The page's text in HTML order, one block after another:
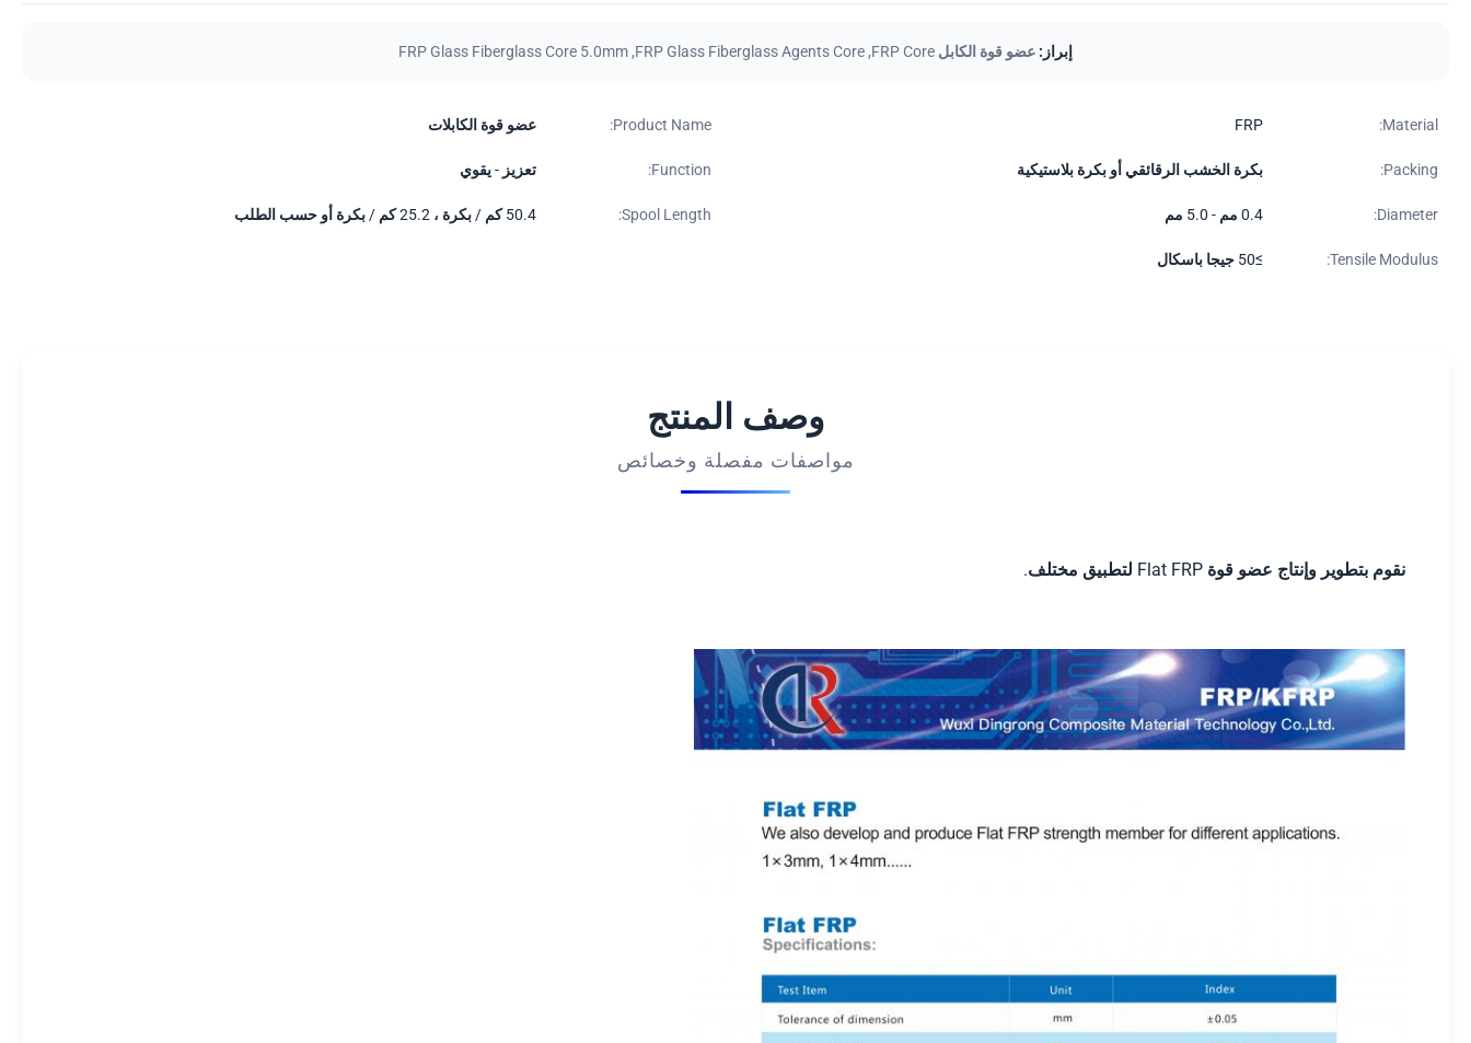
إبراز: عضو قوة الكابل FRP Core ,
FRP Glass Fiberglass Agents Core
,
FRP Glass Fiberglass Core 5.0mm
Material:
FRP
Product Name: عضو قوة الكابلات
Packing: بكرة الخشب الرقائقي أو بكرة بلاستيكية Function: تعزيز - يقوي
Diameter: 0.4 مم - 5.0 مم Spool Length: 50.4 كم / بكرة ، 25.2 كم / بكرة أو حسب الطلب
Tensile Modulus: ≥50 جيجا باسكال
وصف المنتج
مواصفات مفصلة وخصائص
نقوم بتطوير وإنتاج عضو قوة Flat FRP لتطبيق مختلف.